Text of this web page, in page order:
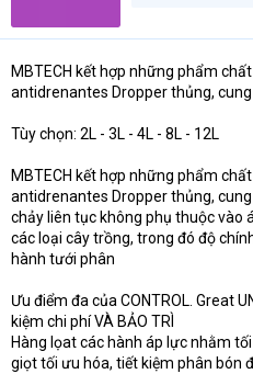
r
e
r
MBTECH kết hợp những phẩm
antidrenantes Dropper thủng,
Tùy chọn: 2L - 3L - 4L - 8L - 12L
MBTECH kết hợp những phẩm
antidrenantes Dropper thủng,
chảy liên tục không phụ thuộc vào
các loại cây trồng, trong đó độ
hành tưới phân
Ưu điểm đa của CONTROL. Great
kiệm chi phí VÀ BẢO TRÌ
Hàng lọat các hành áp lực nhằm
giọt tối ưu hóa, tiết kiệm phân bón